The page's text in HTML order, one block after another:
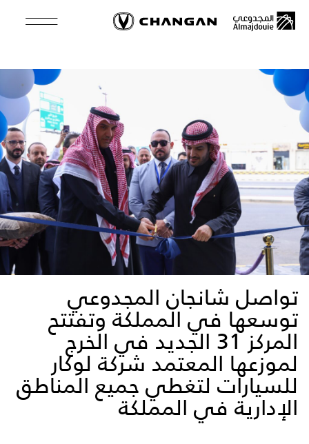
Skip
to
main
content
تواصل شانجان المجدوعي
توسعها في المملكة وتفتتح
المركز 31 الجديد في الخرج
لموزعها المعتمد شركة لوكار
للسيارات لتغطي جميع المناطق
الإدارية في المملكة